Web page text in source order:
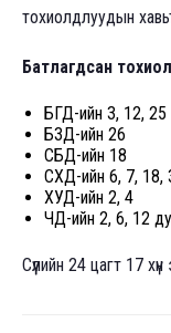
тохиолдлуудын
Батлагдсан
БГД-ийн 3, 12, 25
БЗД-ийн 26
СБД-ийн 18
СХД-ийн 6, 7, 18,
ХУД-ийн 2, 4
ЧД-ийн 2, 6, 12
Сүүлийн 24 цагт 17